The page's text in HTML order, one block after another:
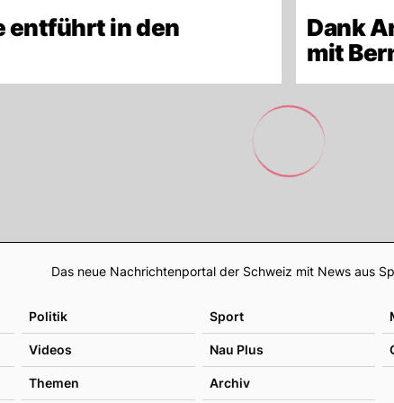
entführt in den
Dank
mit
Footer
Das neue Nachrichtenportal der Schweiz mit News aus
Politik Sport
Videos Nau Plus
Themen Archiv